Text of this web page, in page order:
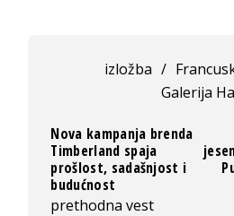
izložba /
Galerija
Nova kampanja brenda
Timberland spaja
prošlost, sadašnjost i
budućnost
prethodna vest